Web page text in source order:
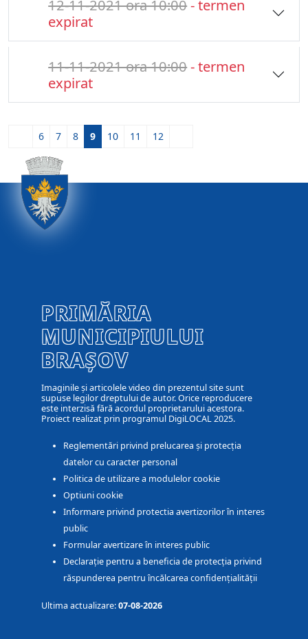
12-11-2021 ora 10:00- termen
expirat
11-11-2021 ora 10:00- termen
expirat
6 7 8 9 10 11 12
PRIMĂRIA
MUNICIPIULUI
BRAȘOV
Imaginile și articolele video din prezentul site sunt
supuse legilor dreptului de autor. Orice reproducere
este interzisă fără acordul proprietarului acestora.
Proiect realizat prin programul DigiLOCAL 2025.
Reglementări privind prelucarea și protecția
datelor cu caracter personal
Politica de utilizare a modulelor cookie
Optiuni cookie
Informare privind protectia avertizorilor în interes
public
Formular avertizare în interes public
Declarație pentru a beneficia de protecția privind
răspunderea pentru încălcarea confidențialității
Ultima actualizare:07-08-2026